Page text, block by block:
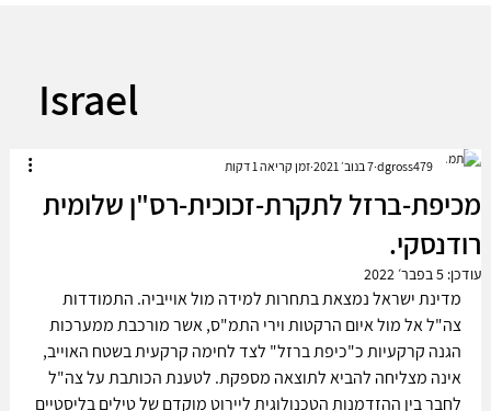
Israel
מכיפת-ברזל לתקרת-זכוכית-רס"ן שלומית
רודנסקי.
dgross479 7 בנוב׳ 2021 זמן קריאה 1 דקות
עודכן: 5 בפבר׳ 2022
מדינת ישראל נמצאת בתחרות למידה מול אוייביה. התמודדות
צה"ל אל מול איום הרקטות וירי התמ"ס, אשר מורכבת ממערכות
הגנה קרקעיות כ"כיפת ברזל" לצד לחימה קרקעית בשטח האוייב,
אינה מצליחה להביא לתוצאה מספקת. לטענת הכותבת על צה"ל
לחבר בין ההזדמנות הטכנולוגית ליירוט מוקדם של טילים בליסטיים